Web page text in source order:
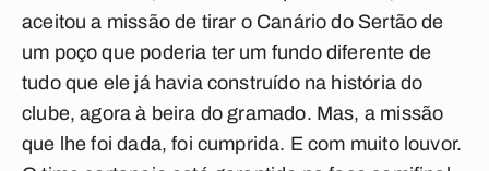
aceitou a missão de tirar o Canário do Sertão de
um poço que poderia ter um fundo diferente de
tudo que ele já havia construído na história do
clube, agora à beira do gramado. Mas, a missão
que lhe foi dada, foi cumprida. E com muito louvor.